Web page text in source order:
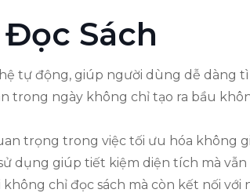
Sách
tự động, giúp người dùng dễ dàng
trong ngày không chỉ tạo ra bầu
trọng trong việc tối ưu hóa không
dụng giúp tiết kiệm diện tích mà
chỉ đọc sách mà còn kết nối